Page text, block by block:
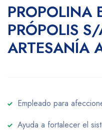
PROPOLINA
PRÓPOLIS
ARTESANÍA
Empleado para
Ayuda a fortalecer el